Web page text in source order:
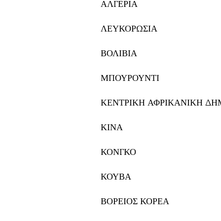
ΑΛΓΕΡΙΑ
ΛΕΥΚΟΡΩΣΙΑ
ΒΟΛΙΒΙΑ
ΜΠΟΥΡΟΥΝΤΙ
ΚΕΝΤΡΙΚΗ ΑΦΡΙΚΑΝΙΚΗ
ΚΙΝΑ
ΚΟΝΓΚΟ
ΚΟΥΒΑ
ΒΟΡΕΙΟΣ ΚΟΡΕΑ